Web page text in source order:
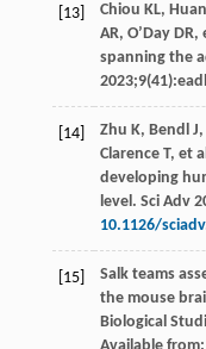
[13] Chiou KL,
AR, O’Day DR,
spanning the
2023;9
[14] Zhu K, Bendl J,
Clarence T, et
developing
level. Sci Adv
10.1126/
[15]
Salk teams
the mouse
Biological